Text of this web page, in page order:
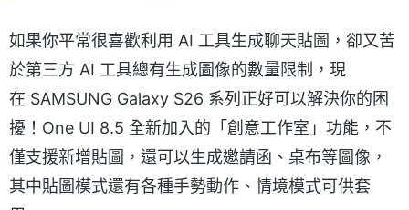
如果你平常很喜歡利用 AI 工具生成聊天貼圖，卻又苦
於第三方 AI 工具總有生成圖像的數量限制，現
在 SAMSUNG Galaxy S26 系列正好可以解決你的困
擾！One UI 8.5 全新加入的「創意工作室」功能，不
僅支援新增貼圖，還可以生成邀請函、桌布等圖像，
其中貼圖模式還有各種手勢動作、情境模式可供套